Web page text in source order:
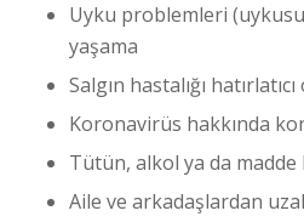
Uyku problemleri
yaşama
Salgın hastalığı
Koronavirüs hakkında
Tütün, alkol ya da
Aile ve arkadaşlardan